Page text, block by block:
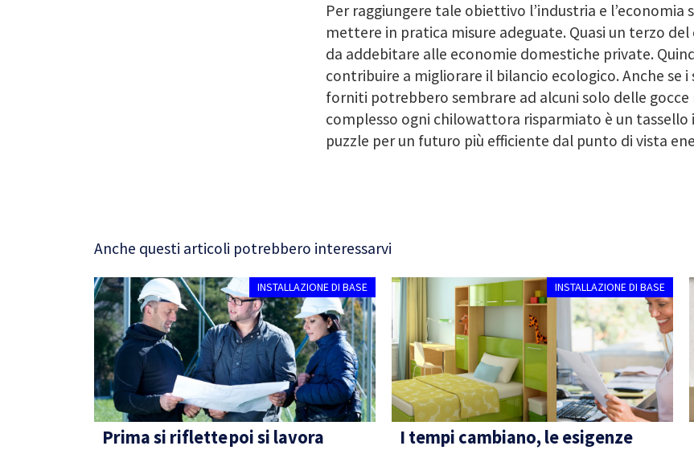
Per raggiungere tale obiettivo l’industria e l’economia
mettere in pratica misure adeguate. Quasi un terzo
da addebitare alle economie domestiche private.
contribuire a migliorare il bilancio ecologico. Anche se
forniti potrebbero sembrare ad alcuni solo delle gocce
complesso ogni chilowattora risparmiato è un
puzzle per un futuro più efficiente dal punto di vista
Anche questi articoli potrebbero interessarvi
INSTALLAZIONE DI BASE
Prima si riflette poi si lavora
INSTALLAZIONE DI BASE
I tempi cambiano, le esigenze